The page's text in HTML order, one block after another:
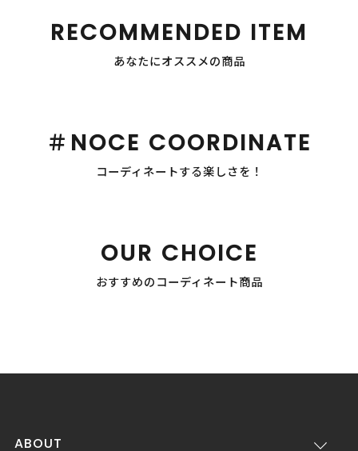
RECOMMENDED ITEM
あなたにオススメの商品
＃NOCE COORDINATE
コーディネートする楽しさを！
OUR CHOICE
おすすめのコーディネート商品
ABOUT